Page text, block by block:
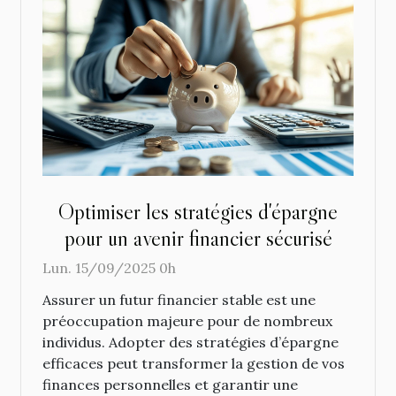
Optimiser les stratégies d'épargne
pour un avenir financier sécurisé
Lun. 15/09/2025 0h
Assurer un futur financier stable est une
préoccupation majeure pour de nombreux
individus. Adopter des stratégies d’épargne
efficaces peut transformer la gestion de vos
finances personnelles et garantir une